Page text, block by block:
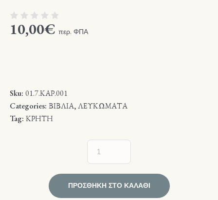
10,00€ περ. ΦΠΑ
Sku: 01.7.ΚΑΡ.001
Categories: ΒΙΒΛΙΑ,ΛΕΥΚΩΜΑΤΑ
Tag: ΚΡΗΤΗ
ΠΡΟΣΘΉΚΗ ΣΤΟ ΚΑΛΆΘΙ